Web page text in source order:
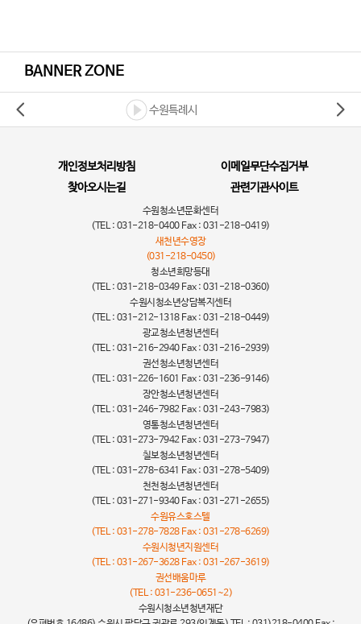
BANNER ZONE
수원특례시
개인정보처리방침
이메일무단수집거부
찾아오시는길
관련기관사이트
수원청소년문화센터
(TEL : 031-218-0400 Fax : 031-218-0419)
새천년수영장
(031-218-0450)
청소년희망등대
(TEL : 031-218-0349 Fax : 031-218-0360)
수원시청소년상담복지센터
(TEL : 031-212-1318 Fax : 031-218-0449)
광교청소년청년센터
(TEL : 031-216-2940 Fax : 031-216-2939)
권선청소년청년센터
(TEL : 031-226-1601 Fax : 031-236-9146)
장안청소년청년센터
(TEL : 031-246-7982 Fax : 031-243-7983)
영통청소년청년센터
(TEL : 031-273-7942 Fax : 031-273-7947)
칠보청소년청년센터
(TEL : 031-278-6341 Fax : 031-278-5409)
천천청소년청년센터
(TEL : 031-271-9340 Fax : 031-271-2655)
수원유스호스텔
(TEL : 031-278-7828 Fax : 031-278-6269)
수원시청년지원센터
(TEL : 031-267-3628 Fax : 031-267-3619)
권선배움마루
(TEL : 031-236-0651~2)
수원시청소년청년재단